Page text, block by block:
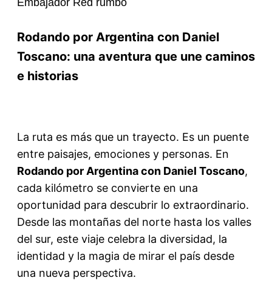
Rodando por Argentina con Daniel
Toscano: una aventura que une caminos
e historias
La ruta es más que un trayecto. Es un puente
entre paisajes, emociones y personas. En
Rodando por Argentina con Daniel Toscano,
cada kilómetro se convierte en una
oportunidad para descubrir lo extraordinario.
Desde las montañas del norte hasta los valles
del sur, este viaje celebra la diversidad, la
identidad y la magia de mirar el país desde
una nueva perspectiva.